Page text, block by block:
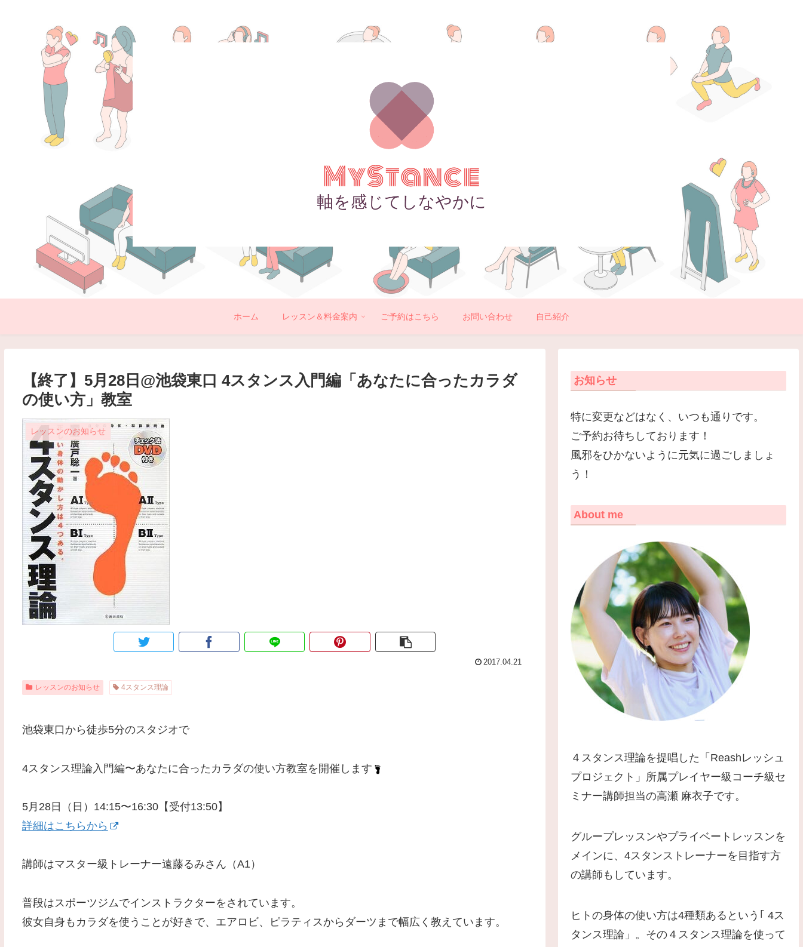
ホーム レッスン＆料金案内 ご予約はこちら お問い合わせ 自己紹介
【終了】5月28日@池袋東口 4スタンス入門編「あなたに合ったカラダ
の使い方」教室
レッスンのお知らせ
2017.04.21
レッスンのお知らせ 4スタンス理論
池袋東口から徒歩5分のスタジオで
4スタンス理論入門編〜あなたに合ったカラダの使い方教室を開催します
5月28日（日）14:15〜16:30【受付13:50】
詳細はこちらから
講師はマスター級トレーナー遠藤るみさん（A1）
普段はスポーツジムでインストラクターをされています。
彼女自身もカラダを使うことが好きで、エアロビ、ピラティスからダーツまで幅広く教えています。
お知らせ
特に変更などはなく、いつも通りです。
ご予約お待ちしております！
風邪をひかないように元気に過ごしましょ
う！
About me
４スタンス理論を提唱した「Reashレッシュ
プロジェクト」所属プレイヤー級コーチ級セ
ミナー講師担当の高瀬 麻衣子です。
グループレッスンやプライベートレッスンを
メインに、4スタンストレーナーを目指す方
の講師もしています。
ヒトの身体の使い方は4種類あるという｢ 4ス
タンス理論」。その４スタンス理論を使って